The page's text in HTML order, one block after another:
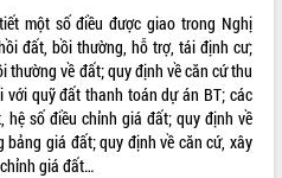
một số điều được giao trong Nghị
đất, bồi thường, hỗ trợ, tái định cư;
thường về đất; quy định về căn cứ thu
quỹ đất thanh toán dự án BT; các
số điều chỉnh giá đất; quy định về
giá đất; quy định về căn cứ, xây
giá đất…